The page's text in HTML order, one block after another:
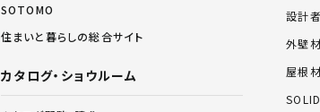
SOTOMO
住まいと暮らしの総合サイト
カタログ・ショウルーム
設計
外壁
屋根